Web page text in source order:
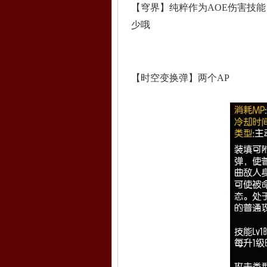
【穹界】纯粹作为AOE伤害技
少哦
【时空变换弹】两个AP